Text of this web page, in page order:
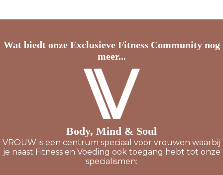
Wat biedt onze Exclusieve Fitness Community nog
meer...
Body, Mind & Soul
VROUW is een centrum speciaal voor vrouwen waarbij
je naast Fitness en Voeding ook toegang hebt tot onze
specialismen: